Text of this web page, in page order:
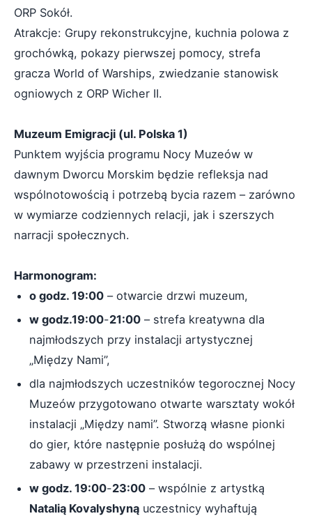
ORP Sokół.
Atrakcje: Grupy rekonstrukcyjne, kuchnia polowa z
grochówką, pokazy pierwszej pomocy, strefa
gracza World of Warships, zwiedzanie stanowisk
ogniowych z ORP Wicher II.
Muzeum Emigracji (ul. Polska 1)
Punktem wyjścia programu Nocy Muzeów w
dawnym Dworcu Morskim będzie refleksja nad
wspólnotowością i potrzebą bycia razem – zarówno
w wymiarze codziennych relacji, jak i szerszych
narracji społecznych.
Harmonogram:
o godz. 19:00 – otwarcie drzwi muzeum,
w godz.19:00-21:00 – strefa kreatywna dla
najmłodszych przy instalacji artystycznej
„Między Nami”,
dla najmłodszych uczestników tegorocznej Nocy
Muzeów przygotowano otwarte warsztaty wokół
instalacji „Między nami”. Stworzą własne pionki
do gier, które następnie posłużą do wspólnej
zabawy w przestrzeni instalacji.
w godz. 19:00-23:00 – wspólnie z artystką
Natalią Kovalyshyną uczestnicy wyhaftują